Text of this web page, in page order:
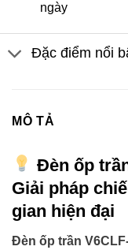
ngày
Đặc điểm nổi
MÔ TẢ
Đèn ốp
Giải pháp
gian hiện đại
Đèn ốp trần